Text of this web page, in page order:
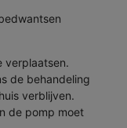
verplaatsen.
de behandeling
verblijven.
de pomp moet